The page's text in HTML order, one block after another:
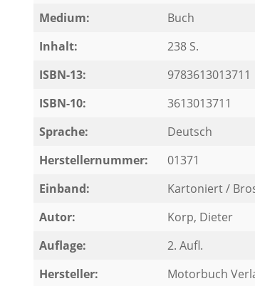
Medium:
Buch
Inhalt:
238 S.
ISBN-13:
9783613013711
ISBN-10:
3613013711
Sprache:
Deutsch
Herstellernummer:
01371
Einband:
Kartoniert /
Autor:
Korp, Dieter
Auflage:
2. Aufl.
Hersteller:
Motorbuch